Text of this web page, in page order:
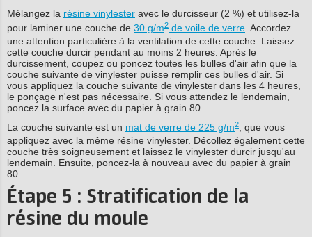
Mélangez la résine vinylester avec le durcisseur (2 %) et utilisez-la
pour laminer une couche de 30 g/m2 de voile de verre . Accordez
une attention particulière à la ventilation de cette couche. Laissez
cette couche durcir pendant au moins 2 heures. Après le
durcissement, coupez ou poncez toutes les bulles d'air afin que la
couche suivante de vinylester puisse remplir ces bulles d'air. Si
vous appliquez la couche suivante de vinylester dans les 4 heures,
le ponçage n'est pas nécessaire. Si vous attendez le lendemain,
poncez la surface avec du papier à grain 80.
La couche suivante est un mat de verre de 225 g/m2
, que vous
appliquez avec la même résine vinylester. Décollez également cette
couche très soigneusement et laissez le vinylester durcir jusqu'au
lendemain. Ensuite, poncez-la à nouveau avec du papier à grain
80.
Étape 5 : Stratification de la
résine du moule